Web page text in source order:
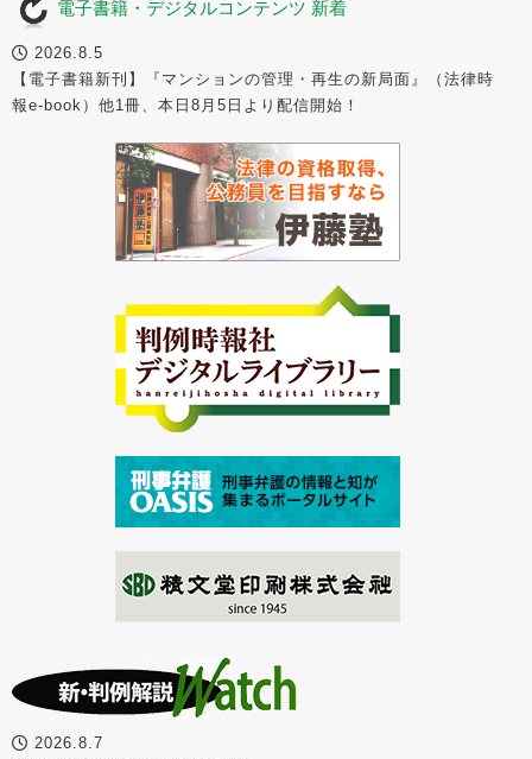
電子書籍・デジタルコンテンツ 新着
2026.8.5
【電子書籍新刊】『マンションの管理・再生の新局面』（法律時
報e-book）他1冊、本日8月5日より配信開始！
2026.8.7